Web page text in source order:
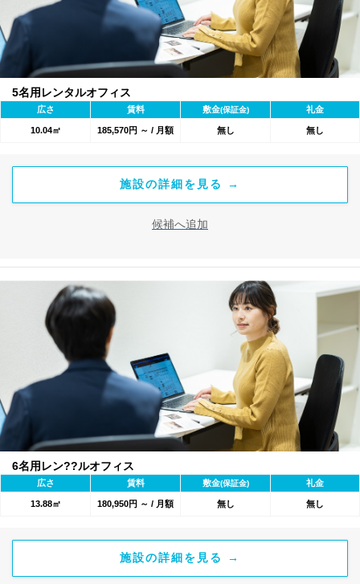
5名用レンタルオフィス
広さ 賃料 敷金(保証金) 礼金
10.04㎡ 185,570円 ～ / 月額 無し 無し
施設の詳細を見る →
候補へ追加
6名用レン??ルオフィス
広さ 賃料 敷金(保証金) 礼金
13.88㎡ 180,950円 ～ / 月額 無し 無し
施設の詳細を見る →